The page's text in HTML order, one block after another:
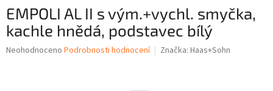
EMPOLI AL II s vým.+vychl. smyčka,
kachle hnědá, podstavec bílý
Průměrné
Neohodnoceno Podrobnosti hodnocení Značka: Haas+Sohn